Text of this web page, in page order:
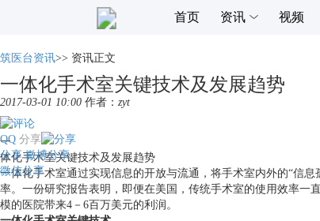
首页 资讯 视频
筑医台资讯>> 资讯正文
一体化手术室关键技术及发展趋势
2017-03-01 10:00 作者： zyt
分享
QQ
分享 微博分享
微信分享
一
体化手术室关键技术及发展趋势
一体化手术室通过实现信息的开放与流通，将手术室内外的“信
率。一份研究报告表明，即便在美国，传统手术室的使用效率一
模的医院带来4－6百万美元的利润。